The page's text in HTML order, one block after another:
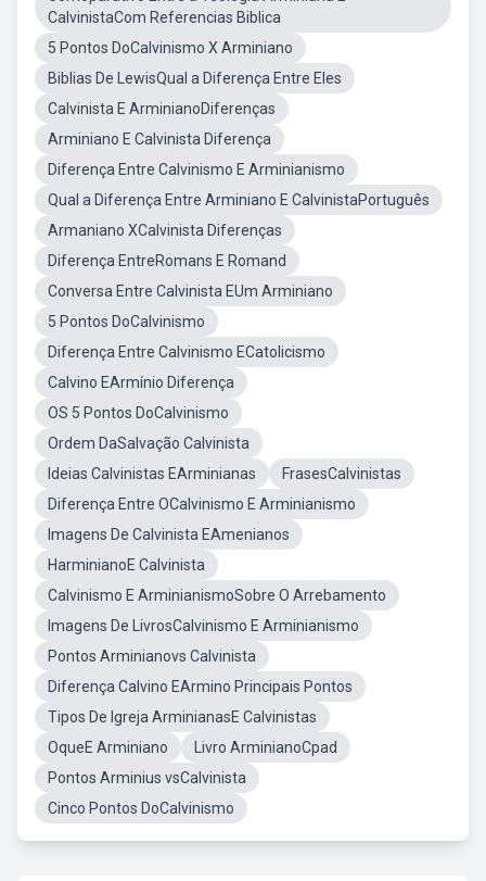
CalvinistaCom Referencias Biblica
5 Pontos DoCalvinismo X Arminiano
Biblias De LewisQual a Diferença Entre Eles
Calvinista E ArminianoDiferenças
Arminiano E Calvinista Diferença
Diferença Entre Calvinismo E Arminianismo
Qual a Diferença Entre Arminiano E CalvinistaPortuguês
Armaniano XCalvinista Diferenças
Diferença EntreRomans E Romand
Conversa Entre Calvinista EUm Arminiano
5 Pontos DoCalvinismo
Diferença Entre Calvinismo ECatolicismo
Calvino EArmínio Diferença
OS 5 Pontos DoCalvinismo
Ordem DaSalvação Calvinista
Ideias Calvinistas EArminianas
FrasesCalvinistas
Diferença Entre OCalvinismo E Arminianismo
Imagens De Calvinista EAmenianos
HarminianoE Calvinista
Calvinismo E ArminianismoSobre O Arrebamento
Imagens De LivrosCalvinismo E Arminianismo
Pontos Arminianovs Calvinista
Diferença Calvino EArmino Principais Pontos
Tipos De Igreja ArminianasE Calvinistas
OqueE Arminiano
Livro ArminianoCpad
Pontos Arminius vsCalvinista
Cinco Pontos DoCalvinismo